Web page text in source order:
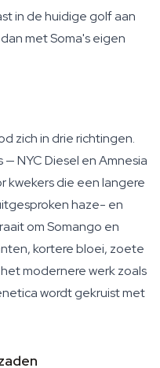
in de huidige golf aan
met Soma's eigen
zich in drie richtingen.
NYC Diesel en Amnesia
kwekers die een langere
haze- en
om Somango en
kortere bloei, zoete
modernere werk zoals
wordt gekruist met